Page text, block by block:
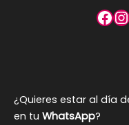
¿Quieres estar al día
en tu WhatsApp?